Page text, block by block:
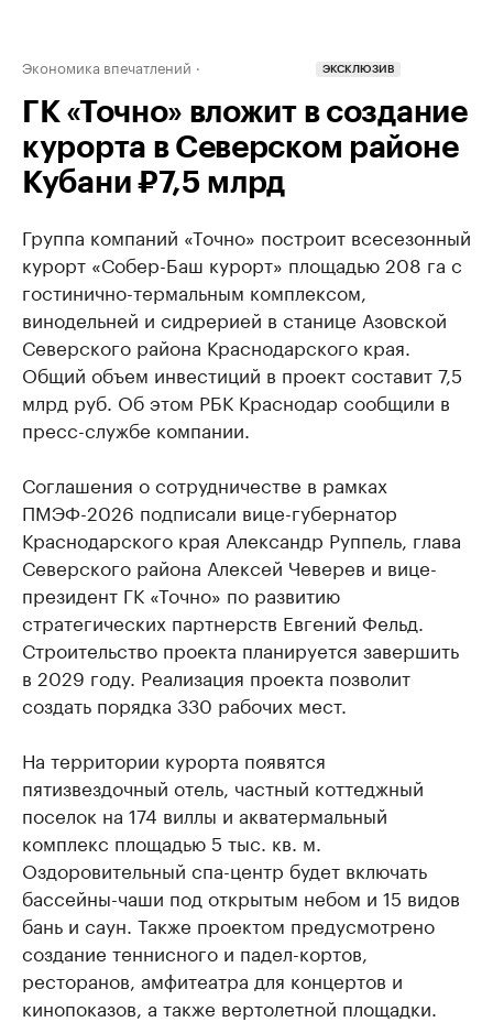
Экономика впечатлений ЭКСКЛЮЗИВ
ГК «Точно» вложит в создание
курорта в Северском районе
Кубани ₽7,5 млрд
Группа компаний «Точно» построит всесезонный
курорт «Собер-Баш курорт» площадью 208 га с
гостинично-термальным комплексом,
винодельней и сидрерией в станице Азовской
Северского района Краснодарского края.
Общий объем инвестиций в проект составит 7,5
млрд руб. Об этом РБК Краснодар сообщили в
пресс-службе компании.
Соглашения о сотрудничестве в рамках
ПМЭФ-2026 подписали вице-губернатор
Краснодарского края Александр Руппель, глава
Северского района Алексей Чеверев и вице-
президент ГК «Точно» по развитию
стратегических партнерств Евгений Фельд.
Строительство проекта планируется завершить
в 2029 году. Реализация проекта позволит
создать порядка 330 рабочих мест.
На территории курорта появятся
пятизвездочный отель, частный коттеджный
поселок на 174 виллы и акватермальный
комплекс площадью 5 тыс. кв. м.
Оздоровительный спа-центр будет включать
бассейны-чаши под открытым небом и 15 видов
бань и саун. Также проектом предусмотрено
создание теннисного и падел-кортов,
ресторанов, амфитеатра для концертов и
кинопоказов, а также вертолетной площадки.